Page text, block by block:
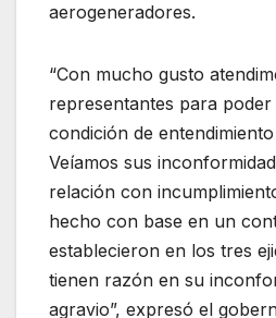
aerogeneradores.
“Con mucho gusto
representantes para
condición de
Veíamos sus
relación con
hecho con base en un
establecieron en los tres
tienen razón en su
agravio”, expresó el